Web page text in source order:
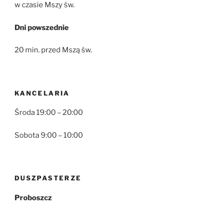
w czasie Mszy św.
Dni powszednie
20 min. przed Mszą św.
KANCELARIA
Środa 19:00 – 20:00
Sobota 9:00 – 10:00
DUSZPASTERZE
Proboszcz